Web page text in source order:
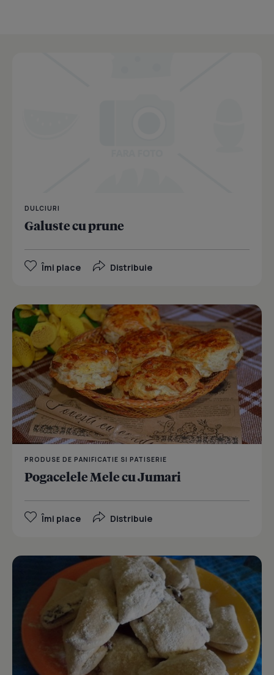
DULCIURI
Galuste cu prune
Îmi place Distribuie
PRODUSE DE PANIFICATIE SI PATISERIE
Pogacelele Mele cu Jumari
Îmi place Distribuie